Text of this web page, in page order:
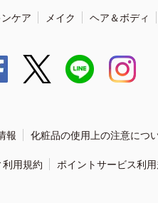
ケア メイク ヘア＆ボディ
報 化粧品の使用上の注意につ
用規約 ポイントサービス利